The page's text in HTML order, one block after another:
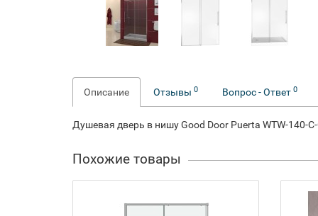
Описание Отзывы 0 Вопрос - Ответ 0
Душевая дверь в нишу Good Door Puerta WTW-140-
Похожие товары